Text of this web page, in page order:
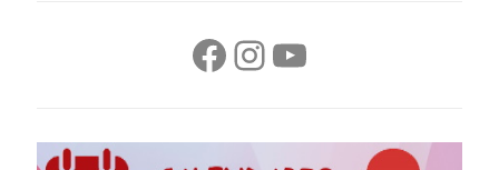
Facebook
Instagram
YouTube